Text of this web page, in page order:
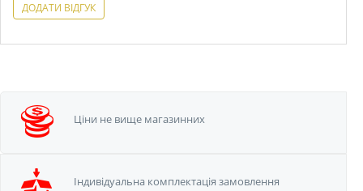
ДОДАТИ ВІДГУК
Ціни не вище магазинних
Iндивідуальна комплектація замовлення